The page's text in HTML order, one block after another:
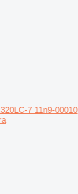
7 11n9-00010